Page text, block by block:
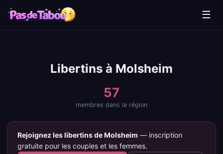
☰
Libertins à Molsheim
57
membres dans la région
Rejoignez les libertins de Molsheim — inscription
gratuite pour les couples et les femmes.